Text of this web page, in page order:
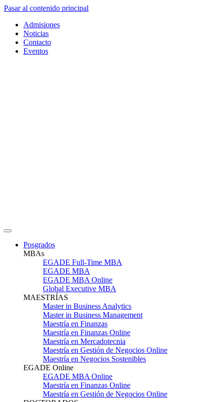
Pasar al contenido principal
Admisiones
Noticias
Contacto
Eventos
Posgrados
MBAs
EGADE Full-Time MBA
EGADE MBA
EGADE MBA Online
Global Executive MBA
MAESTRÍAS
Master in Business Analytics
Master in Business Management
Maestría en Finanzas
Maestría en Finanzas Online
Maestría en Mercadotecnia
Maestría en Gestión de Negocios Online
Maestría en Negocios Sostenibles
EGADE Online
EGADE MBA Online
Maestría en Finanzas Online
Maestría en Gestión de Negocios Online